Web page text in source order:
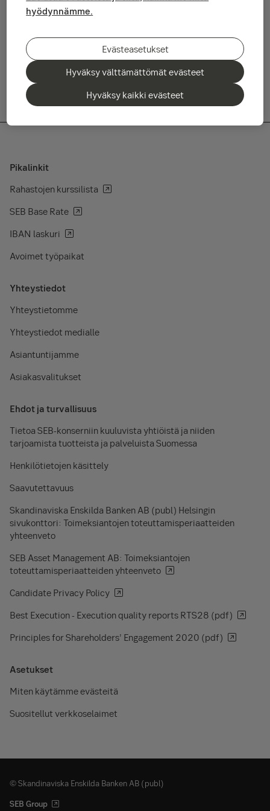
nousivat euromääräisesti 5 prosenttiyksikköä, kun
maltillisempaa.
Lue helmikuun kuukausikatsaus tästä
Pikalinkit
Rahastojen kurssilista
SEB Base Rate
IBAN laskuri
Avoimet työpaikat
Yhteystiedot
Yhteystietomme
Yhteystiedot medialle
Asiantuntijamme
Asiakasvalitukset
Ehdot ja turvallisuus
Tietoa SEB-konserniin kuuluvista yhtiöistä ja niiden
tarjoamista tuotteista ja palveluista Suomessa
Henkilötietojen käsittely
Saavutettavuus
Skandinaviska Enskilda Banken AB (publ) Helsingin
sivukonttori: Toimeksiantojen toteuttamisperiaatteiden
yhteenveto
SEB Asset Management AB: Toimeksiantojen
toteuttamisperiaatteiden yhteenveto
Candidate Privacy Policy
Best Execution - Execution quality reports RTS28 (pdf)
Principles for Shareholders’ Engagement 2020 (pdf)
Asetukset
Miten käytämme evästeitä
Suositellut verkkoselaimet
© Skandinaviska Enskilda Banken AB (publ)
SEB Group
hyödynnämme.
Evästeasetukset
Hyväksy välttämättömät evästeet
Hyväksy kaikki evästeet